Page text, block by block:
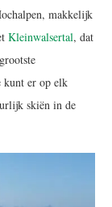
makkelijk
Kleinwalsertal, dat
kunt er op elk
skiën in de